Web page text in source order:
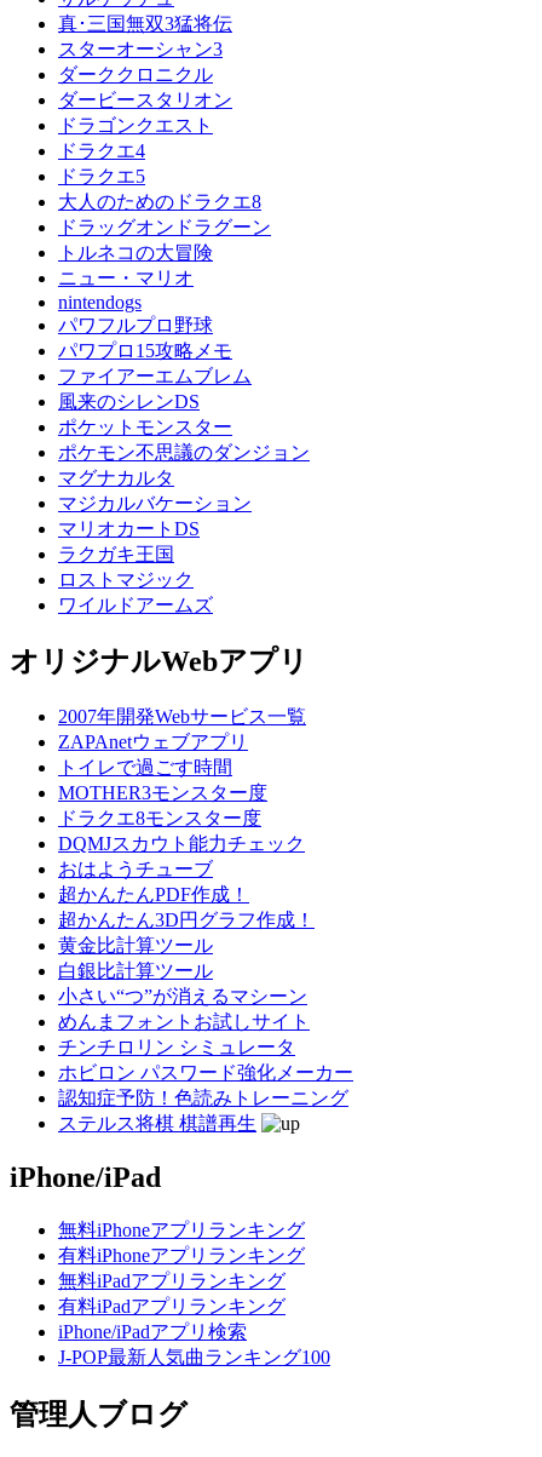
真･三国無双3猛将伝
スターオーシャン3
ダーククロニクル
ダービースタリオン
ドラゴンクエスト
ドラクエ4
ドラクエ5
大人のためのドラクエ8
ドラッグオンドラグーン
トルネコの大冒険
ニュー・マリオ
nintendogs
パワフルプロ野球
パワプロ15攻略メモ
ファイアーエムブレム
風来のシレンDS
ポケットモンスター
ポケモン不思議のダンジョン
マグナカルタ
マジカルバケーション
マリオカートDS
ラクガキ王国
ロストマジック
ワイルドアームズ
オリジナルWebアプリ
2007年開発Webサービス一覧
ZAPAnetウェブアプリ
トイレで過ごす時間
MOTHER3モンスター度
ドラクエ8モンスター度
DQMJスカウト能力チェック
おはようチューブ
超かんたんPDF作成！
超かんたん3D円グラフ作成！
黄金比計算ツール
白銀比計算ツール
小さい“つ”が消えるマシーン
めんまフォントお試しサイト
チンチロリン シミュレータ
ホビロン パスワード強化メーカー
認知症予防！色読みトレーニング
ステルス将棋 棋譜再生
iPhone/iPad
無料iPhoneアプリランキング
有料iPhoneアプリランキング
無料iPadアプリランキング
有料iPadアプリランキング
iPhone/iPadアプリ検索
J-POP最新人気曲ランキング100
管理人ブログ